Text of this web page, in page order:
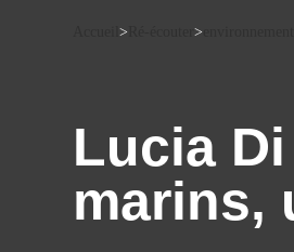
> >
Lucia
marins,